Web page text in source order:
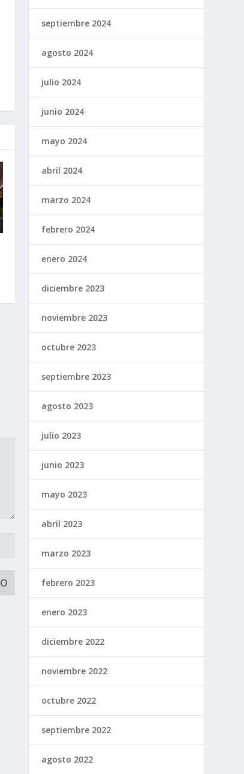
septiembre 2024
agosto 2024
julio 2024
junio 2024
mayo 2024
abril 2024
marzo 2024
febrero 2024
enero 2024
diciembre 2023
noviembre 2023
octubre 2023
septiembre 2023
agosto 2023
julio 2023
junio 2023
mayo 2023
abril 2023
marzo 2023
febrero 2023
enero 2023
diciembre 2022
noviembre 2022
octubre 2022
septiembre 2022
agosto 2022